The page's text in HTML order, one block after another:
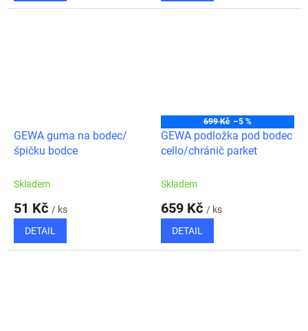
GEWA guma na bodec/
špičku bodce
Skladem
51 Kč / ks
DETAIL
699 Kč –5 %
GEWA podložka pod bodec
cello/chránič parket
Skladem
659 Kč / ks
DETAIL